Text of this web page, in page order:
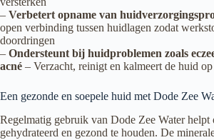
– Verbetert opname van
open verbinding tussen huidlagen zodat
doordringen
– Ondersteunt bij huidproblemen zoals
acné – Verzacht, reinigt en kalmeert de huid
Een gezonde en soepele huid met Dode Zee
Regelmatig gebruik van Dode Zee Water helpt
gehydrateerd en gezond te houden. De